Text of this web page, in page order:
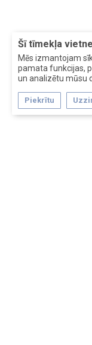
Šī tīmekļa
Mēs izmantojam
pamata funkcijas,
un analizētu mūsu
Piekrītu